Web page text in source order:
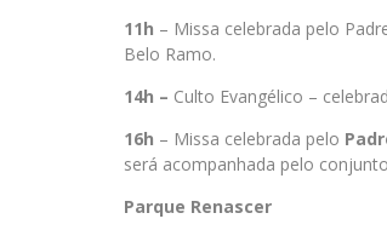
11h – Missa celebrada pelo
Belo Ramo.
14h – Culto Evangélico –
16h – Missa celebrada pelo
será acompanhada pelo
Parque Renascer